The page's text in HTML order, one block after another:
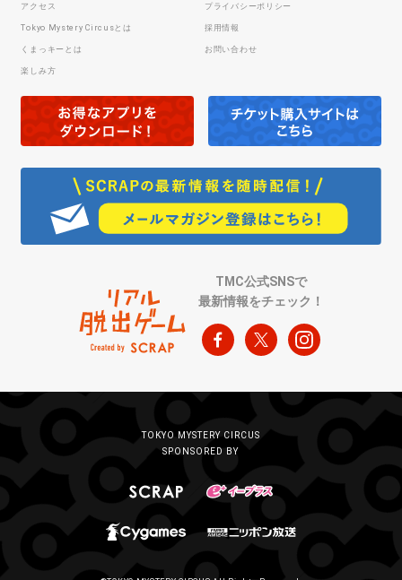
アクセス
Tokyo Mystery Circusとは
くまっキーとは
楽しみ方
プライバシーポリシー
採用情報
お問い合わせ
TMC公式SNSで
最新情報をチェック！
TOKYO MYSTERY CIRCUS
SPONSORED BY